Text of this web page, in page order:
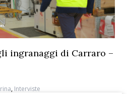
ingranaggi di Carraro –
, Interviste